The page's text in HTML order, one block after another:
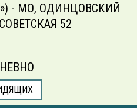
- МО, ОДИНЦОВСКИЙ
52